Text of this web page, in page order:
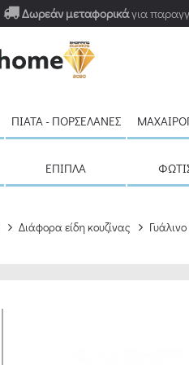
Δωρεάν μεταφορικάγια
ΠΙΆΤΑ - ΠΟΡΣΕΛΆΝΕΣ
ΈΠΙΠΛΑ
Διάφορα είδη κουζίνας